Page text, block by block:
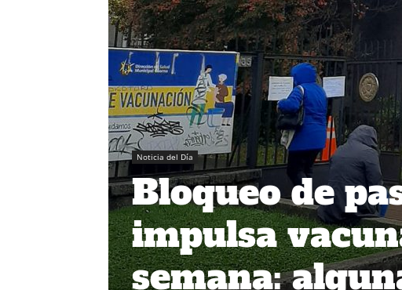
Noticia del Día
Bloqueo de
impulsa
semana: